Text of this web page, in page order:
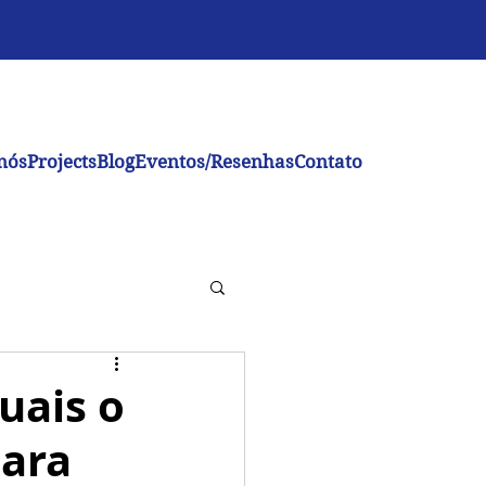
ProjectsBlogEventos/ResenhasContato
o